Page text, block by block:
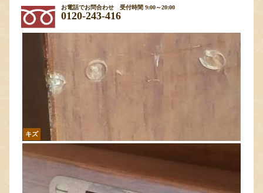
お電話でお問合わせ 受付時間 9:00～20:00
0120-243-416
キズ